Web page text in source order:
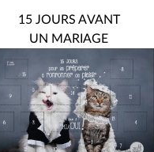
15 JOURS AVANT
UN MARIAGE